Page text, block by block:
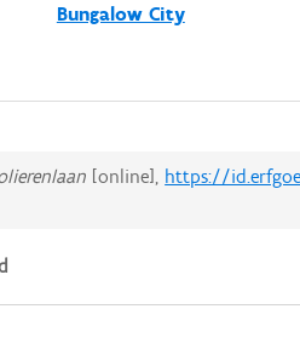
Bungalow City
[online], https://